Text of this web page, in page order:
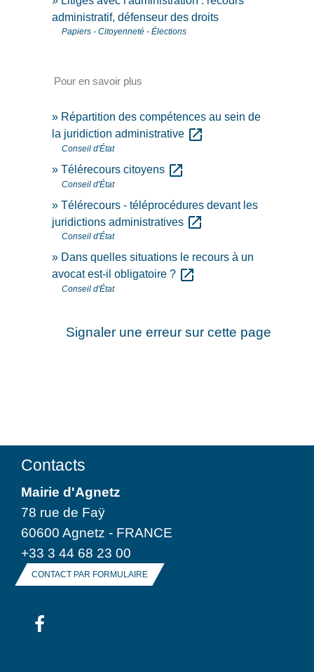
administratif, défenseur des droits
Papiers - Citoyenneté - Élections
Pour en savoir plus
Répartition des compétences au sein de
la juridiction administrative open_in_new
Conseil d'État
Télérecours citoyens open_in_new
Conseil d'État
Télérecours - téléprocédures devant les
juridictions administratives open_in_new
Conseil d'État
Dans quelles situations le recours à un
avocat est-il obligatoire ? open_in_new
Conseil d'État
Signaler une erreur sur cette page
Contacts
Mairie d'Agnetz
78 rue de Faÿ
60600 Agnetz - FRANCE
+33 3 44 68 23 00
CONTACT PAR FORMULAIRE